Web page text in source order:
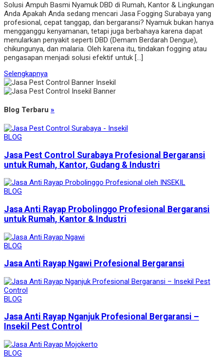
Solusi Ampuh Basmi Nyamuk DBD di Rumah, Kantor & Lingkungan
Anda Apakah Anda sedang mencari Jasa Fogging Surabaya yang
profesional, cepat tanggap, dan bergaransi? Nyamuk bukan hanya
mengganggu kenyamanan, tetapi juga berbahaya karena dapat
menularkan penyakit seperti DBD (Demam Berdarah Dengue),
chikungunya, dan malaria. Oleh karena itu, tindakan fogging atau
pengasapan menjadi solusi efektif untuk […]
Selengkapnya
Blog Terbaru »
BLOG
Jasa Pest Control Surabaya Profesional Bergaransi
untuk Rumah, Kantor, Gudang & Industri
BLOG
Jasa Anti Rayap Probolinggo Profesional Bergaransi
untuk Rumah, Kantor & Industri
BLOG
Jasa Anti Rayap Ngawi Profesional Bergaransi
BLOG
Jasa Anti Rayap Nganjuk Profesional Bergaransi –
Insekil Pest Control
BLOG